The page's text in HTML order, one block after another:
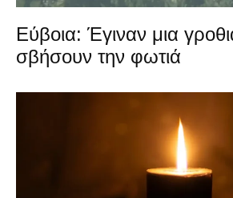
Εύβοια: Έγιναν μια
σβήσουν την φωτιά